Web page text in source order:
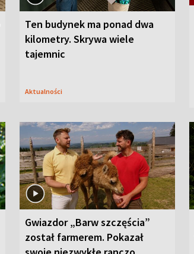
Ten budynek ma ponad dwa
kilometry. Skrywa wiele
tajemnic
Aktualności
Gwiazdor „Barw szczęścia”
został farmerem. Pokazał